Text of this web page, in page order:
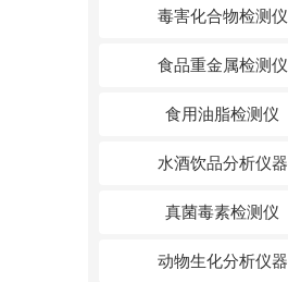
毒害化合物检测仪
食品重金属检测仪
食用油脂检测仪
水酒饮品分析仪器
真菌毒素检测仪
动物生化分析仪器